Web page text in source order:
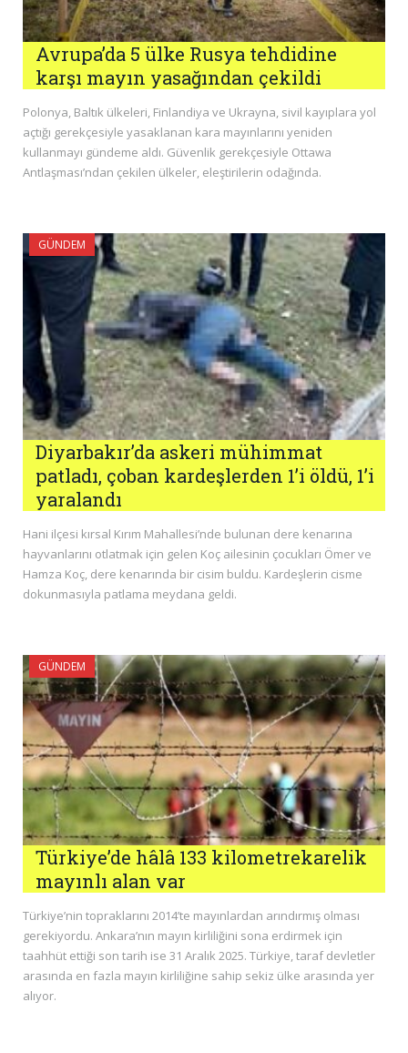
Avrupa’da 5 ülke Rusya tehdidine
karşı mayın yasağından çekildi
Polonya, Baltık ülkeleri, Finlandiya ve Ukrayna, sivil kayıplara yol
açtığı gerekçesiyle yasaklanan kara mayınlarını yeniden
kullanmayı gündeme aldı. Güvenlik gerekçesiyle Ottawa
Antlaşması’ndan çekilen ülkeler, eleştirilerin odağında.
GÜNDEM
Diyarbakır’da askeri mühimmat
patladı, çoban kardeşlerden 1’i öldü, 1’i
yaralandı
Hani ilçesi kırsal Kırım Mahallesi’nde bulunan dere kenarına
hayvanlarını otlatmak için gelen Koç ailesinin çocukları Ömer ve
Hamza Koç, dere kenarında bir cisim buldu. Kardeşlerin cisme
dokunmasıyla patlama meydana geldi.
GÜNDEM
Türkiye’de hâlâ 133 kilometrekarelik
mayınlı alan var
Türkiye’nin topraklarını 2014’te mayınlardan arındırmış olması
gerekiyordu. Ankara’nın mayın kirliliğini sona erdirmek için
taahhüt ettiği son tarih ise 31 Aralık 2025. Türkiye, taraf devletler
arasında en fazla mayın kirliliğine sahip sekiz ülke arasında yer
alıyor.